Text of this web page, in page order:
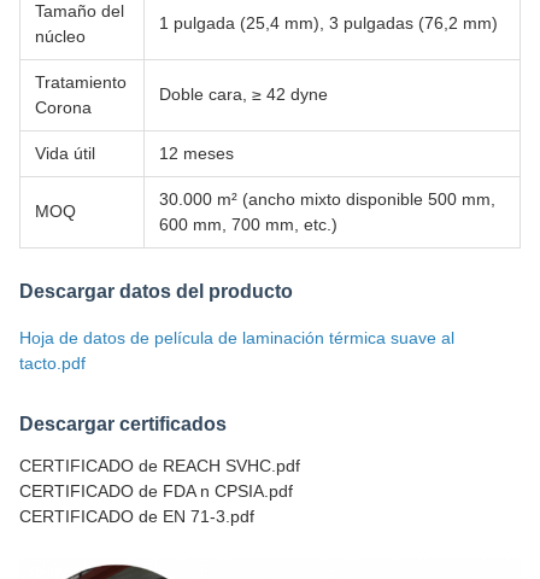
Tamaño del
núcleo
1 pulgada (25,4 mm), 3 pulgadas (76,2 mm)
Tratamiento
Corona
Doble cara, ≥ 42 dyne
Vida útil 12 meses
MOQ
30.000 m² (ancho mixto disponible 500 mm,
600 mm, 700 mm, etc.)
Descargar datos del producto
Hoja de datos de película de laminación térmica suave al
tacto.pdf
Descargar certificados
CERTIFICADO de REACH SVHC.pdf
CERTIFICADO de FDA n CPSIA.pdf
CERTIFICADO de EN 71-3.pdf